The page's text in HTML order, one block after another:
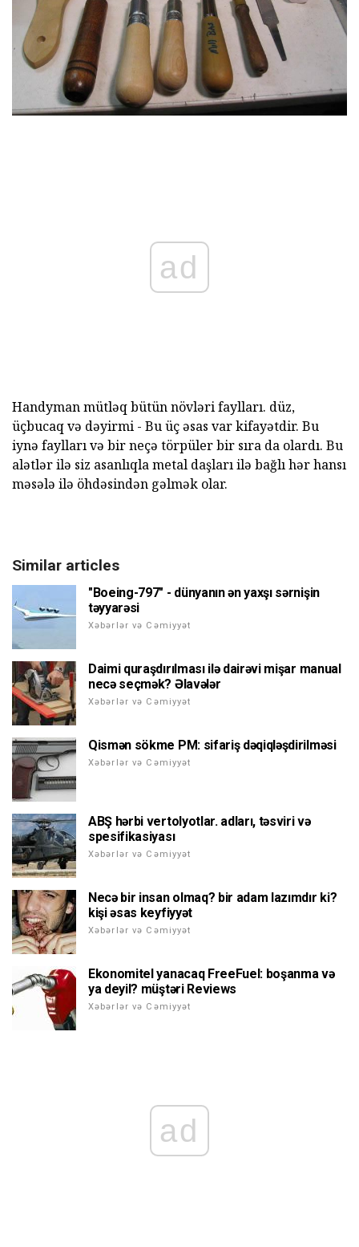
ad
Handyman mütləq bütünnövlərifaylları. düz,
üçbucaq və dəyirmi - Bu üç əsas var kifayətdir. Bu
iynə faylları və bir neçə törpüler bir sıra da olardı. Bu
alətlər ilə siz asanlıqla metal daşları ilə bağlı hər hansı
məsələ ilə öhdəsindən gəlmək olar.
Similar articles
"Boeing-797" - dünyanın ən yaxşı sərnişin
təyyarəsi
Xəbərlər və Cəmiyyət
Daimi quraşdırılması ilə dairəvi mişar manual
necə seçmək? Əlavələr
Xəbərlər və Cəmiyyət
Qismən sökme PM: sifariş dəqiqləşdirilməsi
Xəbərlər və Cəmiyyət
ABŞ hərbi vertolyotlar. adları, təsviri və
spesifikasiyası
Xəbərlər və Cəmiyyət
Necə bir insan olmaq? bir adam lazımdır ki?
kişi əsas keyfiyyət
Xəbərlər və Cəmiyyət
Ekonomitel yanacaq FreeFuel: boşanma və
ya deyil? müştəri Reviews
Xəbərlər və Cəmiyyət
ad